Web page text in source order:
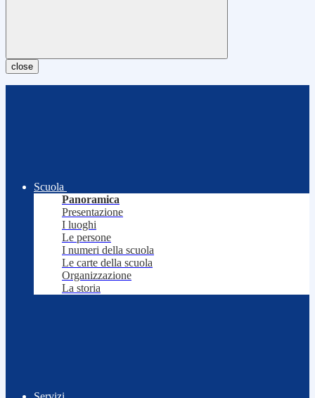
close
Scuola
Panoramica
Presentazione
I luoghi
Le persone
I numeri della scuola
Le carte della scuola
Organizzazione
La storia